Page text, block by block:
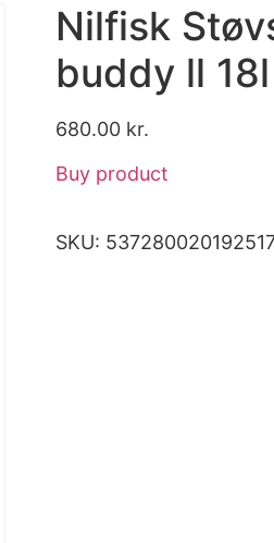
Nilfisk
buddy ll
680.00 kr.
Buy product
SKU: